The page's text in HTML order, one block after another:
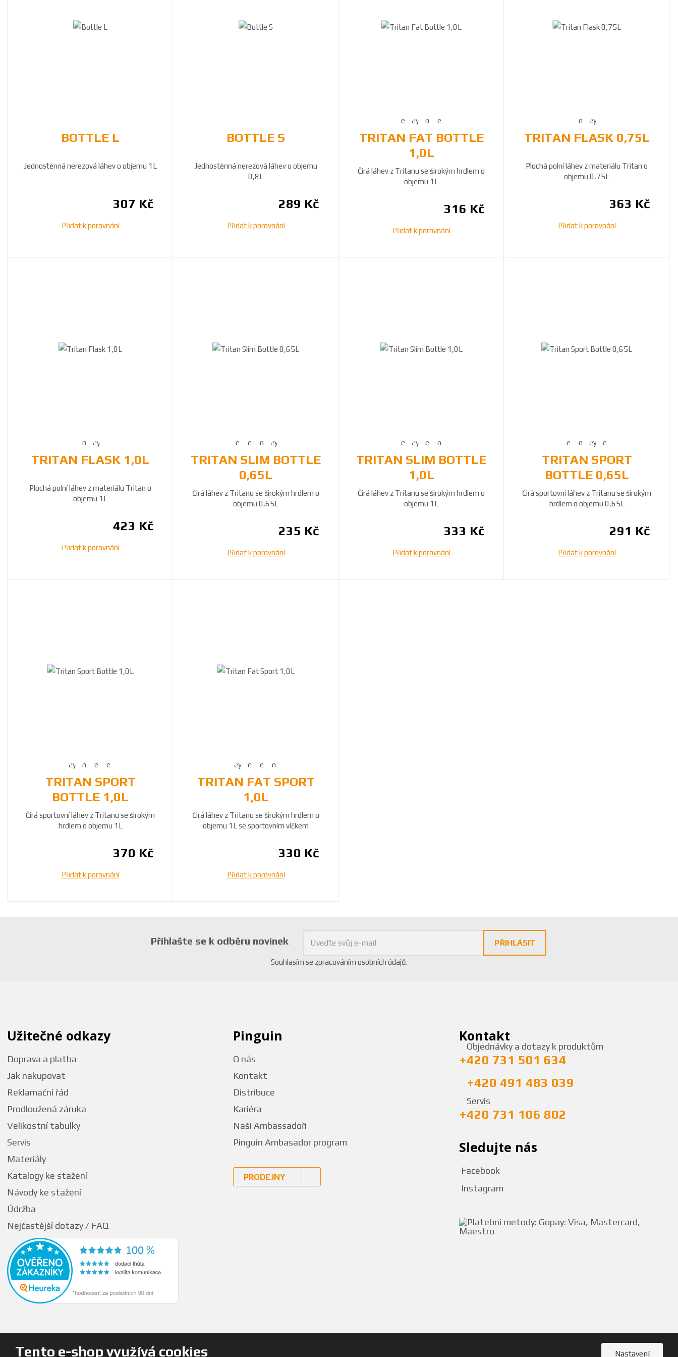
Tento e-shop využívá cookies Nastavení
BOTTLE L
Jednostěnná nerezová láhev o objemu 1L
307 Kč
Přidat k porovnání
BOTTLE S
Jednostěnná nerezová láhev o objemu
0,8L
289 Kč
Přidat k porovnání
TRITAN FAT BOTTLE
1,0L
Čirá láhev z Tritanu se širokým hrdlem o
objemu 1L
316 Kč
Přidat k porovnání
TRITAN FLASK 0,75L
Plochá polní láhev z materiálu Tritan o
objemu 0,75L
363 Kč
Přidat k porovnání
TRITAN FLASK 1,0L
Plochá polní láhev z materiálu Tritan o
objemu 1L
423 Kč
Přidat k porovnání
TRITAN SLIM BOTTLE
0,65L
Čirá láhev z Tritanu se širokým hrdlem o
objemu 0,65L
235 Kč
Přidat k porovnání
TRITAN SLIM BOTTLE
1,0L
Čirá láhev z Tritanu se širokým hrdlem o
objemu 1L
333 Kč
Přidat k porovnání
TRITAN SPORT
BOTTLE 0,65L
Čirá sportovní láhev z Tritanu se širokým
hrdlem o objemu 0,65L
291 Kč
Přidat k porovnání
TRITAN SPORT
BOTTLE 1,0L
Čirá sportovní láhev z Tritanu se širokým
hrdlem o objemu 1L
370 Kč
Přidat k porovnání
TRITAN FAT SPORT
1,0L
Čirá láhev z Tritanu se širokým hrdlem o
objemu 1L se sportovním víčkem
330 Kč
Přidat k porovnání
Přihlašte se k odběru novinek PŘIHLÁSIT
Souhlasím se zpracováním osobních údajů.
Užitečné odkazy
Doprava a platba
Jak nakupovat
Reklamační řád
Prodloužená záruka
Velikostní tabulky
Servis
Materiály
Katalogy ke stažení
Návody ke stažení
Údržba
Nejčastější dotazy / FAQ
Pinguin
O nás
Kontakt
Distribuce
Kariéra
Naši Ambassadoři
Pinguin Ambasador program
PRODEJNY
Kontakt
Objednávky a dotazy k produktům
+420 731 501 634
+420 491 483 039
Servis
+420 731 106 802
Sledujte nás
Facebook
Instagram